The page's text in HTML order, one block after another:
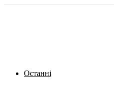
Останні